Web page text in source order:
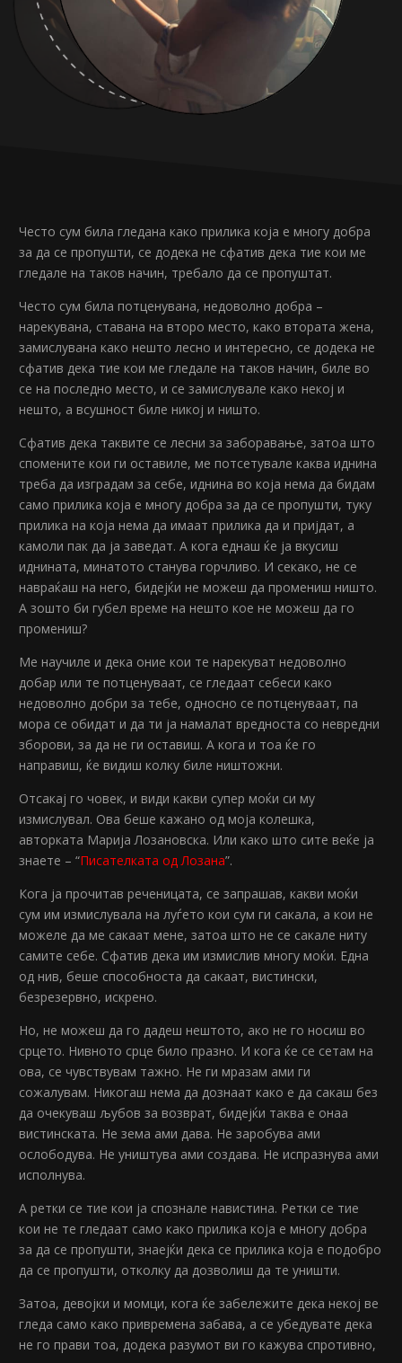
Често сум била гледана како прилика која е многу добра
за да се пропушти, се додека не сфатив дека тие кои ме
гледале на таков начин, требало да се пропуштат.
Често сум била потценувана, недоволно добра –
нарекувана, ставана на второ место, како втората жена,
замислувана како нешто лесно и интересно, се додека не
сфатив дека тие кои ме гледале на таков начин, биле во
се на последно место, и се замислувале како некој и
нешто, а всушност биле никој и ништо.
Сфатив дека таквите се лесни за заборавање, затоа што
спомените кои ги оставиле, ме потсетувале каква иднина
треба да изградам за себе, иднина во која нема да бидам
само прилика која е многу добра за да се пропушти, туку
прилика на која нема да имаат прилика да и пријдат, а
камоли пак да ја заведат. А кога еднаш ќе ја вкусиш
иднината, минатото станува горчливо. И секако, не се
навраќаш на него, бидејќи не можеш да промениш ништо.
А зошто би губел време на нешто кое не можеш да го
промениш?
Ме научиле и дека оние кои те нарекуват недоволно
добар или те потценуваат, се гледаат себеси како
недоволно добри за тебе, односно се потценуваат, па
мора се обидат и да ти ја намалат вредноста со невредни
зборови, за да не ги оставиш. А кога и тоа ќе го
направиш, ќе видиш колку биле ништожни.
Отсакај го човек, и види какви супер моќи си му
измислувал. Ова беше кажано од моја колешка,
авторката Марија Лозановска. Или како што сите веќе ја
знаете – “Писателката од Лозана”.
Кога ја прочитав реченицата, се запрашав, какви моќи
сум им измислувала на луѓето кои сум ги сакала, а кои не
можеле да ме сакаат мене, затоа што не се сакале ниту
самите себе. Сфатив дека им измислив многу моќи. Една
од нив, беше способноста да сакаат, вистински,
безрезервно, искрено.
Но, не можеш да го дадеш нештото, ако не го носиш во
срцето. Нивното срце било празно. И кога ќе се сетам на
ова, се чувствувам тажно. Не ги мразам ами ги
сожалувам. Никогаш нема да дознаат како е да сакаш без
да очекуваш љубов за возврат, бидејќи таква е онаа
вистинската. Не зема ами дава. Не заробува ами
ослободува. Не уништува ами создава. Не испразнува ами
исполнува.
А ретки се тие кои ја спознале навистина. Ретки се тие
кои не те гледаат само како прилика која е многу добра
за да се пропушти, знаејќи дека се прилика која е подобро
да се пропушти, отколку да дозволиш да те уништи.
Затоа, девојки и момци, кога ќе забележите дека некој ве
гледа само како привремена забава, а се убедувате дека
не го прави тоа, додека разумот ви го кажува спротивно,